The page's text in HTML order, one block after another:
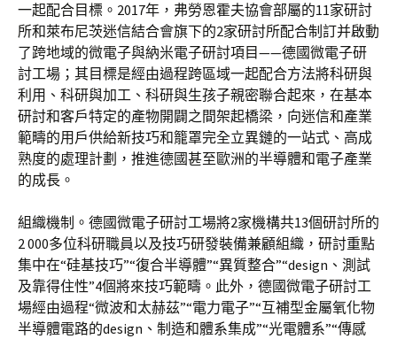
一起配合目標。2017年，弗勞恩霍夫協會部屬的11家研討
所和萊布尼茨迷信結合會旗下的2家研討所配合制訂并啟動
了跨地域的微電子與納米電子研討項目——德國微電子研
討工場；其目標是經由過程跨區域一起配合方法將科研與
利用、科研與加工、科研與生孩子親密聯合起來，在基本
研討和客戶特定的產物開闢之間架起橋梁，向迷信和產業
範疇的用戶供給新技巧和籠罩完全立異鏈的一站式、高成
熟度的處理計劃，推進德國甚至歐洲的半導體和電子產業
的成長。
組織機制。德國微電子研討工場將2家機構共13個研討所的
2 000多位科研職員以及技巧研發裝備兼顧組織，研討重點
集中在“硅基技巧”“復合半導體”“異質整合”“design、測試
及靠得住性”4個將來技巧範疇。此外，德國微電子研討工
場經由過程“微波和太赫茲”“電力電子”“互補型金屬氧化物
半導體電路的design、制造和體系集成”“光電體系”“傳感